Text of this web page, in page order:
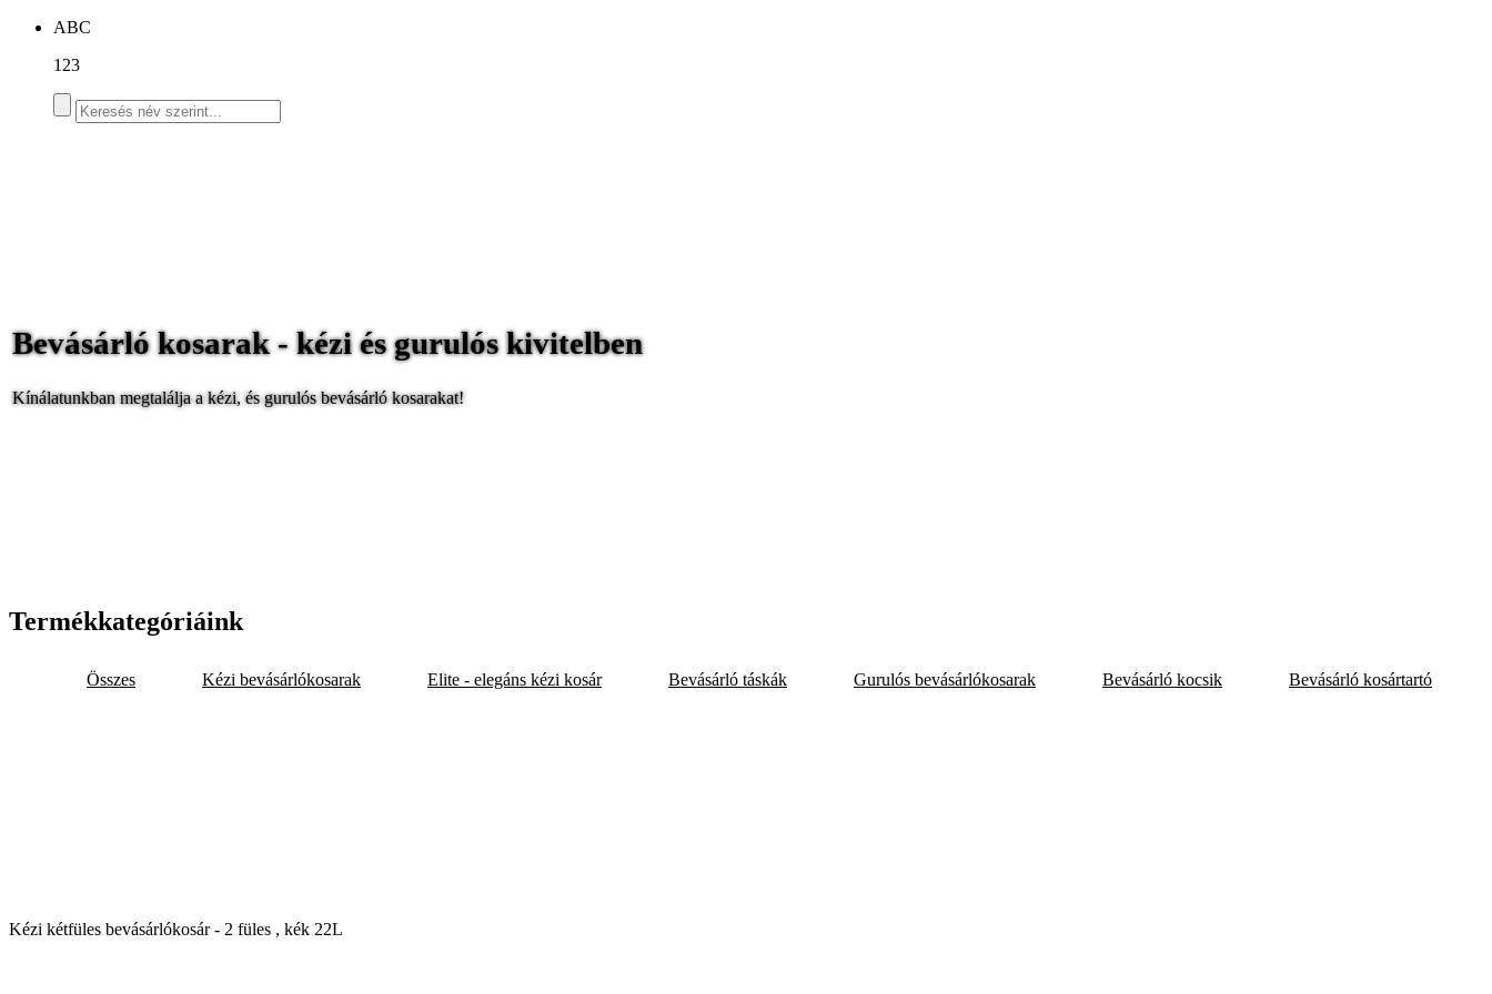
ABC
123
Bevásárló kosarak - kézi és gurulós kivitelben
Kínálatunkban megtalálja a kézi, és gurulós bevásárló kosarakat!
Termékkategóriáink
Összes Kézi bevásárlókosarak Elite - elegáns kézi kosár Bevásárló táskák Gurulós bevásárlókosarak Bevásárló kocsik Bevásárló kosártartó
Kézi kétfüles bevásárlókosár - 2 füles , kék 22L